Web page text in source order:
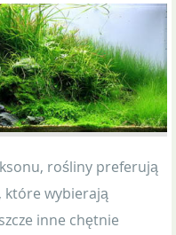
rośliny preferują
które wybierają
inne chętnie